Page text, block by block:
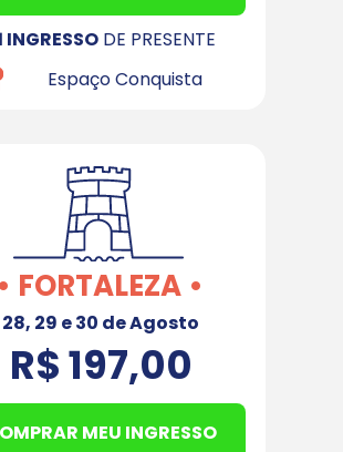
• FORTALEZA •
28, 29 e 30 de Agosto
R$ 197,00
MEU INGRESSO
INGRESSO DE PRESENTE
Espaço Conquista